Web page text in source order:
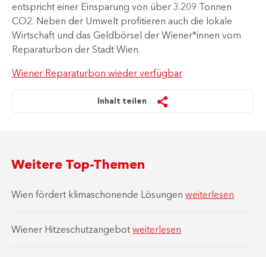
entspricht einer Einsparung von über 3.209 Tonnen
CO2. Neben der Umwelt profitieren auch die lokale
Wirtschaft und das Geldbörsel der Wiener*innen vom
Reparaturbon der Stadt Wien.
Wiener Reparaturbon wieder verfügbar
Inhalt teilen
Weitere Top-Themen
Wien fördert klimaschonende Lösungenweiterlesen
Wiener Hitzeschutzangebotweiterlesen